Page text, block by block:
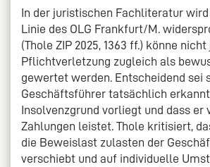
In der juristischen Fachliteratur
Linie des OLG Frankfurt/M.
(Thole ZIP 2025, 1363 ff.) könne nicht
Pflichtverletzung zugleich als
gewertet werden. Entscheidend sei
Geschäftsführer tatsächlich
Insolvenzgrund vorliegt und dass er
Zahlungen leistet. Thole kritisiert,
die Beweislast zulasten der
verschiebt und auf individuelle